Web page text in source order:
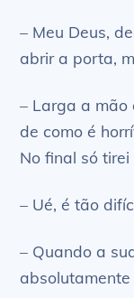
– Meu Deus,
abrir a porta,
– Larga a mão
de como é
No final só
– Ué, é tão
– Quando a
absolutamente